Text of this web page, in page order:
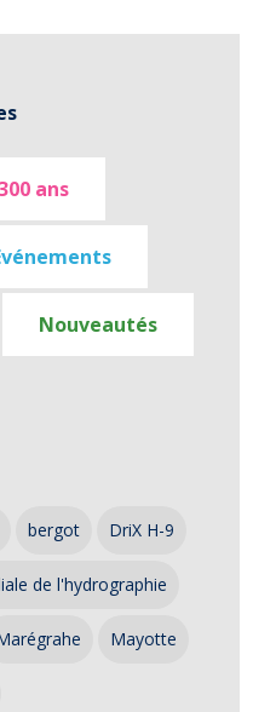
ans
Nouveautés
bergot DriX H-9
de l'hydrographie
Mayotte